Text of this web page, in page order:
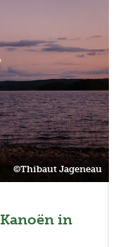
©Thibaut Jageneau
in